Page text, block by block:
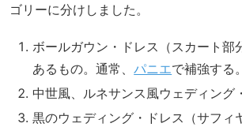
ゴリーに分けしました。
ボールガウン・ドレス（スカート部
あるもの。通常、パニエで補強する
中世風、ルネサンス風ウェディング
黒のウェディング・ドレス（サフィ